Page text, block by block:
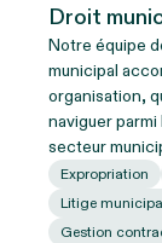
Droit
Notre équipe
municipal
organisation,
naviguer
secteur
Expropriation
Litige
Gestion